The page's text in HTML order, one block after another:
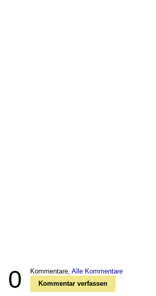
0 Kommentare, Alle Kommentare
Kommentar verfassen